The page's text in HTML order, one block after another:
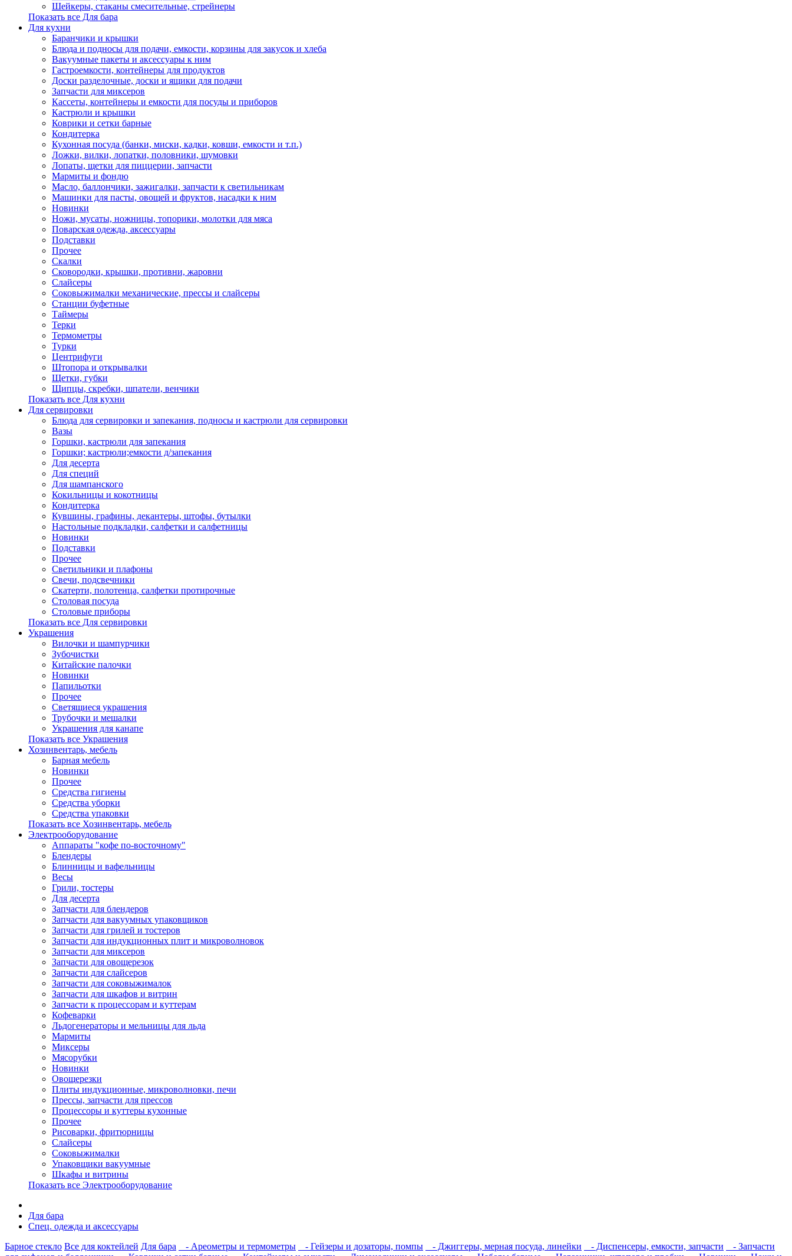
Шейкеры, стаканы смесительные, стрейнеры
Показать все Для бара
Для кухни
Баранчики и крышки
Блюда и подносы для подачи, емкости, корзины для закусок и хлеба
Вакуумные пакеты и аксессуары к ним
Гастроемкости, контейнеры для продуктов
Доски разделочные, доски и ящики для подачи
Запчасти для миксеров
Кассеты, контейнеры и емкости для посуды и приборов
Кастрюли и крышки
Коврики и сетки барные
Кондитерка
Кухонная посуда (банки, миски, кадки, ковши, емкости и т.п.)
Ложки, вилки, лопатки, половники, шумовки
Лопаты, щетки для пиццерии, запчасти
Мармиты и фондю
Масло, баллончики, зажигалки, запчасти к светильникам
Машинки для пасты, овощей и фруктов, насадки к ним
Новинки
Ножи, мусаты, ножницы, топорики, молотки для мяса
Поварская одежда, аксессуары
Подставки
Прочее
Скалки
Сковородки, крышки, противни, жаровни
Слайсеры
Соковыжималки механические, прессы и слайсеры
Станции буфетные
Таймеры
Терки
Термометры
Турки
Центрифуги
Штопора и открывалки
Щетки, губки
Щипцы, скребки, шпатели, венчики
Показать все Для кухни
Для сервировки
Блюда для сервировки и запекания, подносы и кастрюли для сервировки
Вазы
Горшки, кастрюли для запекания
Горшки; кастрюли;емкости д/запекания
Для десерта
Для специй
Для шампанского
Кокильницы и кокотницы
Кондитерка
Кувшины, графины, декантеры, штофы, бутылки
Настольные подкладки, салфетки и салфетницы
Новинки
Подставки
Прочее
Светильники и плафоны
Свечи, подсвечники
Скатерти, полотенца, салфетки протирочные
Столовая посуда
Столовые приборы
Показать все Для сервировки
Украшения
Вилочки и шампурчики
Зубочистки
Китайские палочки
Новинки
Папильотки
Прочее
Светящиеся украшения
Трубочки и мешалки
Украшения для канапе
Показать все Украшения
Хозинвентарь, мебель
Барная мебель
Новинки
Прочее
Средства гигиены
Средства уборки
Средства упаковки
Показать все Хозинвентарь, мебель
Электрооборудование
Аппараты "кофе по-восточному"
Блендеры
Блинницы и вафельницы
Весы
Грили, тостеры
Для десерта
Запчасти для блендеров
Запчасти для вакуумных упаковщиков
Запчасти для грилей и тостеров
Запчасти для индукционных плит и микроволновок
Запчасти для миксеров
Запчасти для овощерезок
Запчасти для слайсеров
Запчасти для соковыжималок
Запчасти для шкафов и витрин
Запчасти к процессорам и куттерам
Кофеварки
Льдогенераторы и мельницы для льда
Мармиты
Миксеры
Мясорубки
Новинки
Овощерезки
Плиты индукционные, микроволновки, печи
Прессы, запчасти для прессов
Процессоры и куттеры кухонные
Прочее
Рисоварки, фритюрницы
Слайсеры
Соковыжималки
Упаковщики вакуумные
Шкафы и витрины
Показать все Электрооборудование
Для бара
Спец. одежда и аксессуары
Барное стекло Все для коктейлей Для бара - Ареометры и термометры - Гейзеры и дозаторы, помпы - Джиггеры, мерная посуда, линейки - Диспенсеры, емкости, запчасти
- Запчасти